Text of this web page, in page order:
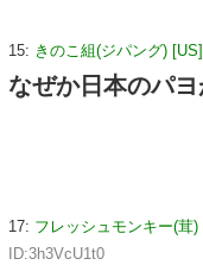
15: きのこ組(ジパング) [US]
なぜか日本のパ
17: フレッシュモンキー(茸)
ID:3h3VcU1t0